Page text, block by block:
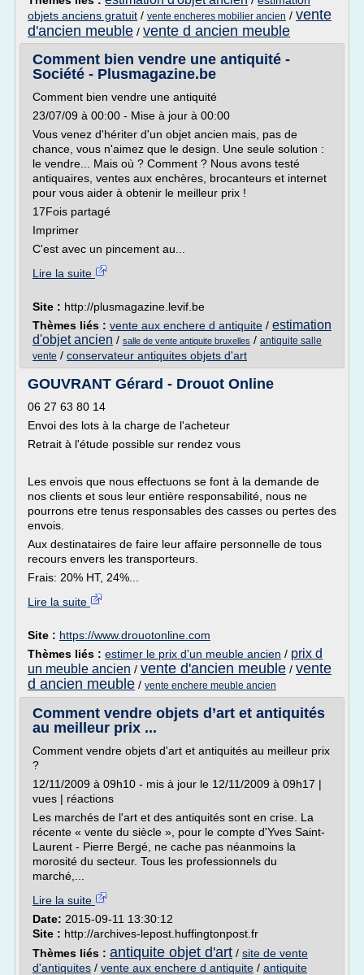
objets anciens gratuit / vente encheres mobilier ancien / vente
d'ancien meuble / vente d ancien meuble
Comment bien vendre une antiquité -
Société - Plusmagazine.be
Comment bien vendre une antiquité
23/07/09 à 00:00 - Mise à jour à 00:00
Vous venez d'hériter d'un objet ancien mais, pas de
chance, vous n'aimez que le design. Une seule solution :
le vendre... Mais où ? Comment ? Nous avons testé
antiquaires, ventes aux enchères, brocanteurs et internet
pour vous aider à obtenir le meilleur prix !
17Fois partagé
Imprimer
C'est avec un pincement au...
Lire la suite
Site : http://plusmagazine.levif.be
Thèmes liés : vente aux enchere d antiquite / estimation
d'objet ancien / salle de vente antiquite bruxelles / antiquite salle
vente / conservateur antiquites objets d'art
GOUVRANT Gérard - Drouot Online
06 27 63 80 14
Envoi des lots à la charge de l'acheteur
Retrait à l'étude possible sur rendez vous
Les envois que nous effectuons se font à la demande de
nos clients et sous leur entière responsabilité, nous ne
pourrons etre tenus responsables des casses ou pertes des
envois.
Aux destinataires de faire leur affaire personnelle de tous
recours envers les transporteurs.
Frais: 20% HT, 24%...
Lire la suite
Site : https://www.drouotonline.com
Thèmes liés : estimer le prix d'un meuble ancien / prix d
un meuble ancien / vente d'ancien meuble / vente
d ancien meuble / vente enchere meuble ancien
Comment vendre objets d’art et antiquités
au meilleur prix ...
Comment vendre objets d'art et antiquités au meilleur prix
?
12/11/2009 à 09h10 - mis à jour le 12/11/2009 à 09h17 |
vues | réactions
Les marchés de l'art et des antiquités sont en crise. La
récente « vente du siècle », pour le compte d'Yves Saint-
Laurent - Pierre Bergé, ne cache pas néanmoins la
morosité du secteur. Tous les professionnels du
marché,...
Lire la suite
Date: 2015-09-11 13:30:12
Site : http://archives-lepost.huffingtonpost.fr
Thèmes liés : antiquite objet d'art / site de vente
d'antiquites / vente aux enchere d antiquite / antiquite